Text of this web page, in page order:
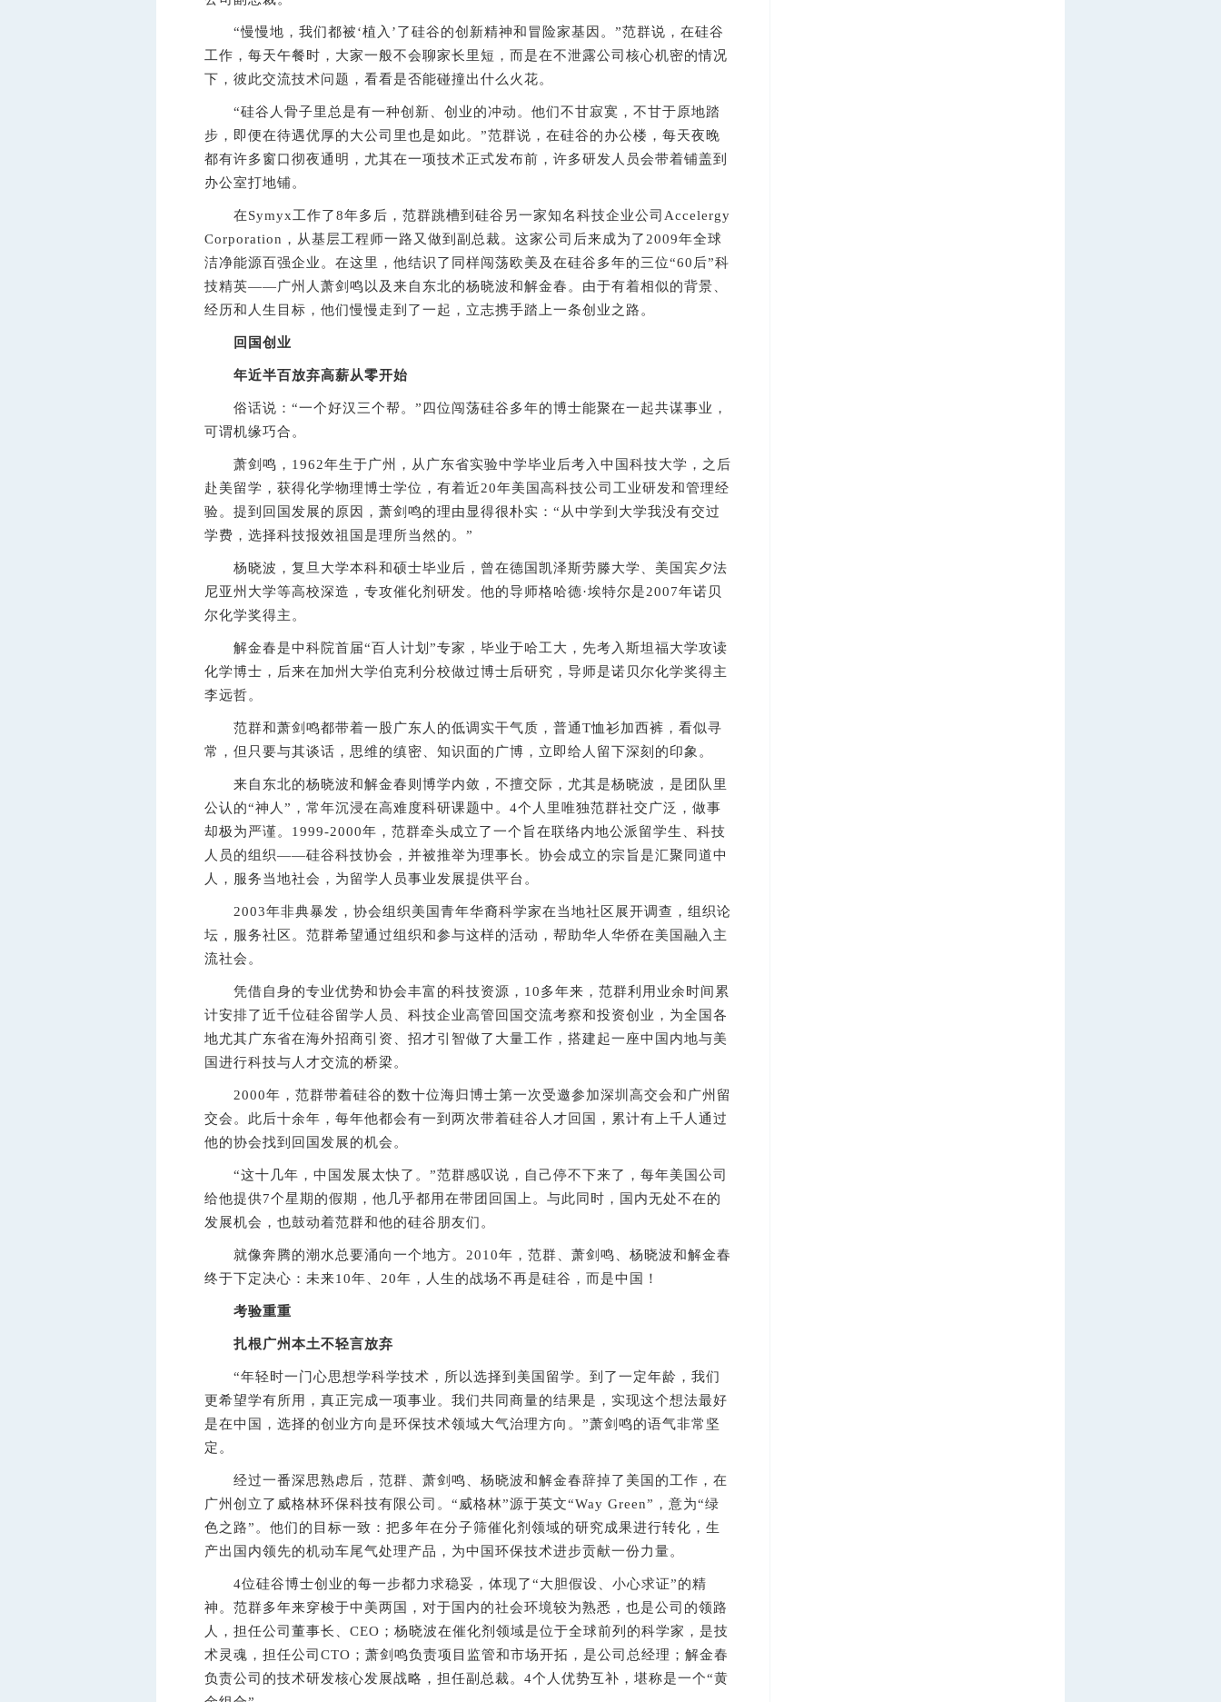
“慢慢地，我们都被‘植入’了硅谷的创新精神和冒险家基因。”范群说，在硅谷
工作，每天午餐时，大家一般不会聊家长里短，而是在不泄露公司核心机密的情况
下，彼此交流技术问题，看看是否能碰撞出什么火花。
“硅谷人骨子里总是有一种创新、创业的冲动。他们不甘寂寞，不甘于原地踏
步，即便在待遇优厚的大公司里也是如此。”范群说，在硅谷的办公楼，每天夜晚
都有许多窗口彻夜通明，尤其在一项技术正式发布前，许多研发人员会带着铺盖到
办公室打地铺。
在Symyx工作了8年多后，范群跳槽到硅谷另一家知名科技企业公司Accelergy
Corporation，从基层工程师一路又做到副总裁。这家公司后来成为了2009年全球
洁净能源百强企业。在这里，他结识了同样闯荡欧美及在硅谷多年的三位“60后”科
技精英——广州人萧剑鸣以及来自东北的杨晓波和解金春。由于有着相似的背景、
经历和人生目标，他们慢慢走到了一起，立志携手踏上一条创业之路。
回国创业
年近半百放弃高薪从零开始
俗话说：“一个好汉三个帮。”四位闯荡硅谷多年的博士能聚在一起共谋事业，
可谓机缘巧合。
萧剑鸣，1962年生于广州，从广东省实验中学毕业后考入中国科技大学，之后
赴美留学，获得化学物理博士学位，有着近20年美国高科技公司工业研发和管理经
验。提到回国发展的原因，萧剑鸣的理由显得很朴实：“从中学到大学我没有交过
学费，选择科技报效祖国是理所当然的。”
杨晓波，复旦大学本科和硕士毕业后，曾在德国凯泽斯劳滕大学、美国宾夕法
尼亚州大学等高校深造，专攻催化剂研发。他的导师格哈德·埃特尔是2007年诺贝
尔化学奖得主。
解金春是中科院首届“百人计划”专家，毕业于哈工大，先考入斯坦福大学攻读
化学博士，后来在加州大学伯克利分校做过博士后研究，导师是诺贝尔化学奖得主
李远哲。
范群和萧剑鸣都带着一股广东人的低调实干气质，普通T恤衫加西裤，看似寻
常，但只要与其谈话，思维的缜密、知识面的广博，立即给人留下深刻的印象。
来自东北的杨晓波和解金春则博学内敛，不擅交际，尤其是杨晓波，是团队里
公认的“神人”，常年沉浸在高难度科研课题中。4个人里唯独范群社交广泛，做事
却极为严谨。1999-2000年，范群牵头成立了一个旨在联络内地公派留学生、科技
人员的组织——硅谷科技协会，并被推举为理事长。协会成立的宗旨是汇聚同道中
人，服务当地社会，为留学人员事业发展提供平台。
2003年非典暴发，协会组织美国青年华裔科学家在当地社区展开调查，组织论
坛，服务社区。范群希望通过组织和参与这样的活动，帮助华人华侨在美国融入主
流社会。
凭借自身的专业优势和协会丰富的科技资源，10多年来，范群利用业余时间累
计安排了近千位硅谷留学人员、科技企业高管回国交流考察和投资创业，为全国各
地尤其广东省在海外招商引资、招才引智做了大量工作，搭建起一座中国内地与美
国进行科技与人才交流的桥梁。
2000年，范群带着硅谷的数十位海归博士第一次受邀参加深圳高交会和广州留
交会。此后十余年，每年他都会有一到两次带着硅谷人才回国，累计有上千人通过
他的协会找到回国发展的机会。
“这十几年，中国发展太快了。”范群感叹说，自己停不下来了，每年美国公司
给他提供7个星期的假期，他几乎都用在带团回国上。与此同时，国内无处不在的
发展机会，也鼓动着范群和他的硅谷朋友们。
就像奔腾的潮水总要涌向一个地方。2010年，范群、萧剑鸣、杨晓波和解金春
终于下定决心：未来10年、20年，人生的战场不再是硅谷，而是中国！
考验重重
扎根广州本土不轻言放弃
“年轻时一门心思想学科学技术，所以选择到美国留学。到了一定年龄，我们
更希望学有所用，真正完成一项事业。我们共同商量的结果是，实现这个想法最好
是在中国，选择的创业方向是环保技术领域大气治理方向。”萧剑鸣的语气非常坚
定。
经过一番深思熟虑后，范群、萧剑鸣、杨晓波和解金春辞掉了美国的工作，在
广州创立了威格林环保科技有限公司。“威格林”源于英文“Way Green”，意为“绿
色之路”。他们的目标一致：把多年在分子筛催化剂领域的研究成果进行转化，生
产出国内领先的机动车尾气处理产品，为中国环保技术进步贡献一份力量。
4位硅谷博士创业的每一步都力求稳妥，体现了“大胆假设、小心求证”的精
神。范群多年来穿梭于中美两国，对于国内的社会环境较为熟悉，也是公司的领路
人，担任公司董事长、CEO；杨晓波在催化剂领域是位于全球前列的科学家，是技
术灵魂，担任公司CTO；萧剑鸣负责项目监管和市场开拓，是公司总经理；解金春
负责公司的技术研发核心发展战略，担任副总裁。4个人优势互补，堪称是一个“黄